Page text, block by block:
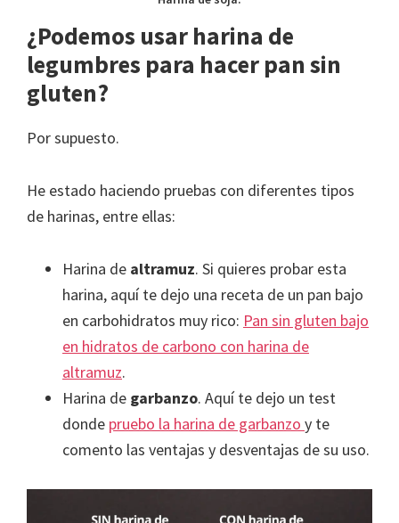
¿Podemos usar harina de
legumbres para hacer pan sin
gluten?
Por supuesto.
He estado haciendo pruebas con diferentes tipos
de harinas, entre ellas:
Harina de altramuz. Si quieres probar esta
harina, aquí te dejo una receta de un pan bajo
en carbohidratos muy rico: Pan sin gluten bajo
en hidratos de carbono con harina de
altramuz.
Harina de garbanzo. Aquí te dejo un test
donde pruebo la harina de garbanzo y te
comento las ventajas y desventajas de su uso.